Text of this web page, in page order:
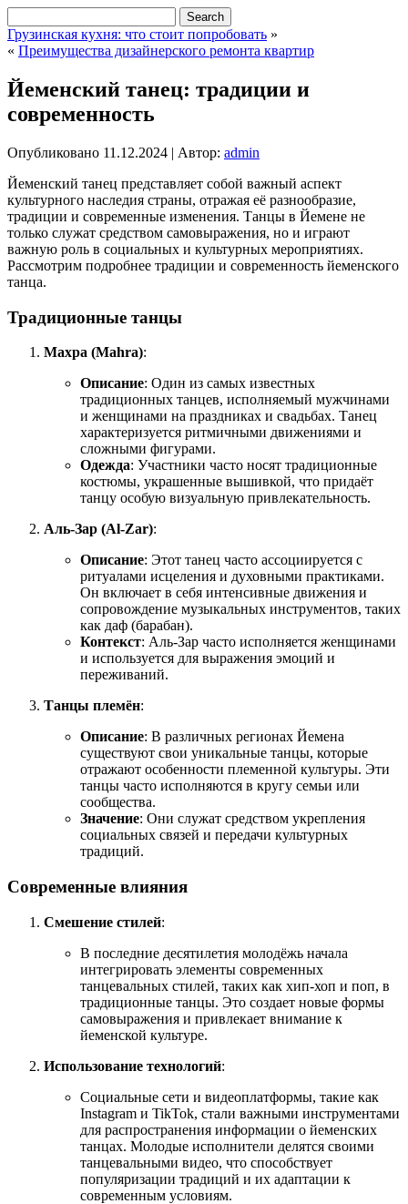
Грузинская кухня: что стоит попробовать »
« Преимущества дизайнерского ремонта квартир
Йеменский танец: традиции и
современность
Опубликовано 11.12.2024 | Автор: admin
Йеменский танец представляет собой важный аспект
культурного наследия страны, отражая её разнообразие,
традиции и современные изменения. Танцы в Йемене не
только служат средством самовыражения, но и играют
важную роль в социальных и культурных мероприятиях.
Рассмотрим подробнее традиции и современность йеменского
танца.
Традиционные танцы
Махра (Mahra):
Описание: Один из самых известных
традиционных танцев, исполняемый мужчинами
и женщинами на праздниках и свадьбах. Танец
характеризуется ритмичными движениями и
сложными фигурами.
Одежда: Участники часто носят традиционные
костюмы, украшенные вышивкой, что придаёт
танцу особую визуальную привлекательность.
Аль-Зар (Al-Zar):
Описание: Этот танец часто ассоциируется с
ритуалами исцеления и духовными практиками.
Он включает в себя интенсивные движения и
сопровождение музыкальных инструментов, таких
как даф (барабан).
Контекст: Аль-Зар часто исполняется женщинами
и используется для выражения эмоций и
переживаний.
Танцы племён:
Описание: В различных регионах Йемена
существуют свои уникальные танцы, которые
отражают особенности племенной культуры. Эти
танцы часто исполняются в кругу семьи или
сообщества.
Значение: Они служат средством укрепления
социальных связей и передачи культурных
традиций.
Современные влияния
Смешение стилей:
В последние десятилетия молодёжь начала
интегрировать элементы современных
танцевальных стилей, таких как хип-хоп и поп, в
традиционные танцы. Это создает новые формы
самовыражения и привлекает внимание к
йеменской культуре.
Использование технологий:
Социальные сети и видеоплатформы, такие как
Instagram и TikTok, стали важными инструментами
для распространения информации о йеменских
танцах. Молодые исполнители делятся своими
танцевальными видео, что способствует
популяризации традиций и их адаптации к
современным условиям.